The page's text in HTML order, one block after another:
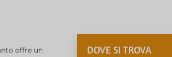
offre un
DOVE SI TROVA